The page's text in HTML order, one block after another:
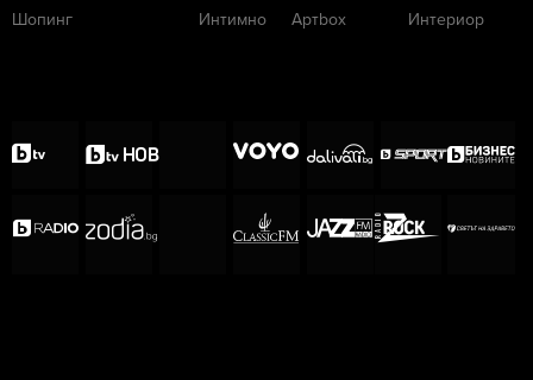
Шопинг
Интимно
Артbox
Интериор